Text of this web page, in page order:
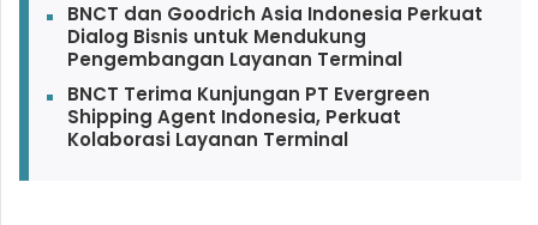
BNCT dan Goodrich Asia Indonesia Perkuat
Dialog Bisnis untuk Mendukung
Pengembangan Layanan Terminal
BNCT Terima Kunjungan PT Evergreen
Shipping Agent Indonesia, Perkuat
Kolaborasi Layanan Terminal